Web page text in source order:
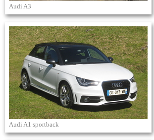
Audi A3
Audi A1 sportback